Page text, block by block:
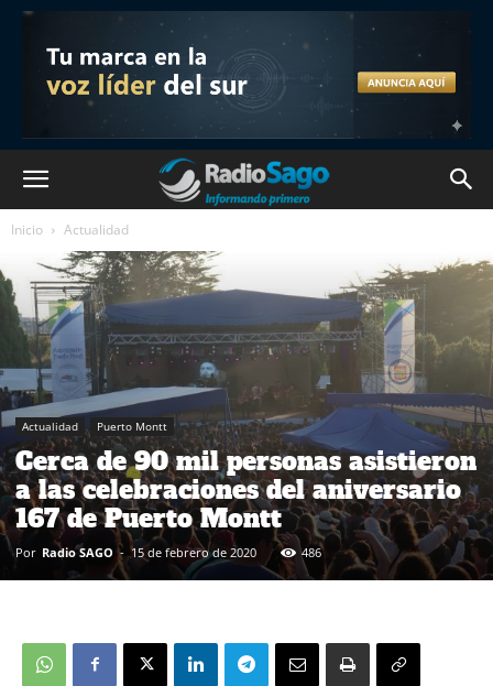
Inicio Actualidad
Actualidad Puerto Montt
Cerca de 90 mil personas asistieron
a las celebraciones del aniversario
167 de Puerto Montt
Por Radio SAGO - 15 de febrero de 2020 486